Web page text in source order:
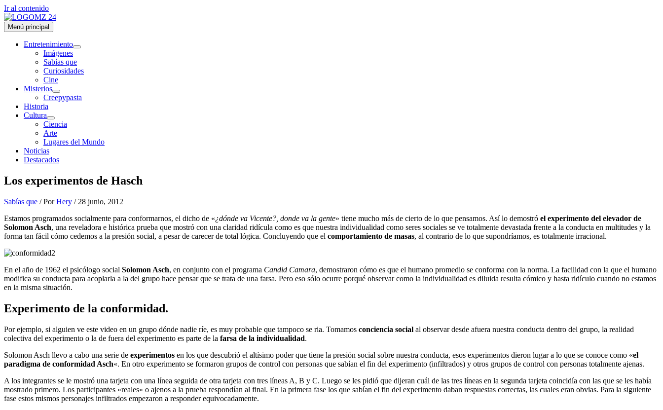
Ir al contenido
Menú principal
Entretenimiento
Imágenes
Sabías que
Curiosidades
Cine
Misterios
Creepypasta
Historia
Cultura
Ciencia
Arte
Lugares del Mundo
Noticias
Destacados
Los experimentos de Hasch
Sabías que / PorHery / 28 junio, 2012
Estamos programados socialmente para conformarnos, el dicho de «¿dónde va Vicente?, donde va la gente» tiene mucho más de cierto de lo que pensamos. Así lo demostró el experimento del elevador de
Solomon Asch, una reveladora e histórica prueba que mostró con una claridad ridícula como es que nuestra individualidad como seres sociales se ve totalmente devastada frente a la conducta en multitudes y la
forma tan fácil cómo cedemos a la presión social, a pesar de carecer de total lógica. Concluyendo que el comportamiento de masas, al contrario de lo que supondríamos, es totalmente irracional.
En el año de 1962 el psicólogo social Solomon Asch, en conjunto con el programa Candid Camara, demostraron cómo es que el humano promedio se conforma con la norma. La facilidad con la que el humano
modifica su conducta para acoplarla a la del grupo hace pensar que se trata de una farsa. Pero eso sólo ocurre porqué observar como la individualidad es diluida resulta cómico y hasta ridículo cuando no estamos
en la misma situación.
Experimento de la conformidad.
Por ejemplo, si alguien ve este video en un grupo dónde nadie ríe, es muy probable que tampoco se ria. Tomamos conciencia social al observar desde afuera nuestra conducta dentro del grupo, la realidad
colectiva del experimento o la de fuera del experimento es parte de la farsa de la individualidad.
Solomon Asch llevo a cabo una serie de experimentos en los que descubrió el altísimo poder que tiene la presión social sobre nuestra conducta, esos experimentos dieron lugar a lo que se conoce como «el
paradigma de conformidad Asch«. En otro experimento se formaron grupos de control con personas que sabían el fin del experimento (infiltrados) y otros grupos de control con personas totalmente ajenas.
A los integrantes se le mostró una tarjeta con una línea seguida de otra tarjeta con tres líneas A, B y C. Luego se les pidió que dijeran cuál de las tres líneas en la segunda tarjeta coincidía con las que se les había
mostrado primero. Los participantes «reales» o ajenos a la prueba respondían al final. En la primera fase los que sabían el fin del experimento daban respuestas correctas, las cuales eran obvias. Para la siguiente
fase estos mismos personajes infiltrados empezaron a responder equivocadamente.